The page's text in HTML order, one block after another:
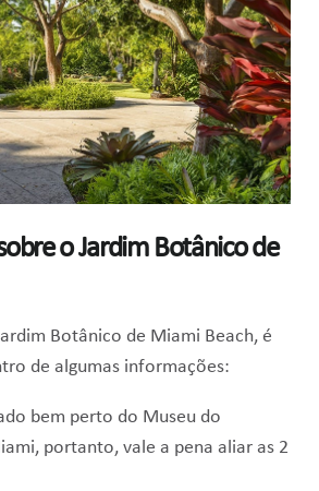
o Jardim Botânico de
Botânico de Miami Beach, é
de algumas informações:
bem perto do Museu do
portanto, vale a pena aliar as 2